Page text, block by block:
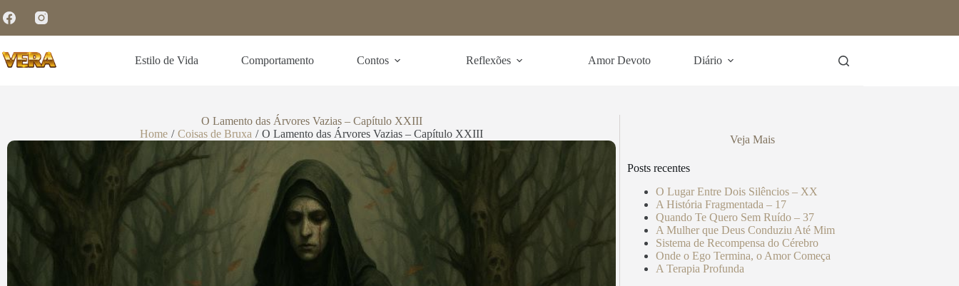
Estilo de Vida Comportamento Contos Reflexões Amor Devoto Diário
O Lamento das Árvores Vazias – Capítulo XXIII
Home / Coisas de Bruxa / O Lamento das Árvores Vazias – Capítulo XXIII Veja Mais
Posts recentes
O Lugar Entre Dois Silêncios – XX
A História Fragmentada – 17
Quando Te Quero Sem Ruído – 37
A Mulher que Deus Conduziu Até Mim
Sistema de Recompensa do Cérebro
Onde o Ego Termina, o Amor Começa
A Terapia Profunda